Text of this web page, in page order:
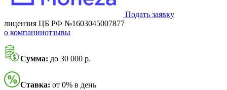
Подать заявку
лицензия ЦБ РФ №1603045007877
о компанииотзывы
Сумма: до 30 000 р.
Ставка: от 0% в день